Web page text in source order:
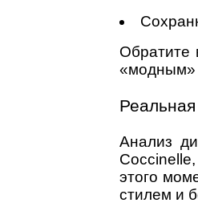
Обратите
«модным»
Анализ
этого
стилем и